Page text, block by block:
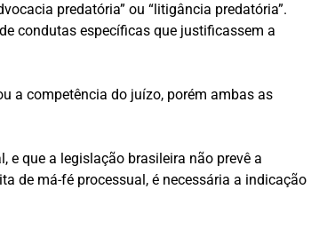
predatória” ou “litigância predatória”.
condutas específicas que justificassem a
a competência do juízo, porém ambas as
e que a legislação brasileira não prevê a
de má-fé processual, é necessária a indicação